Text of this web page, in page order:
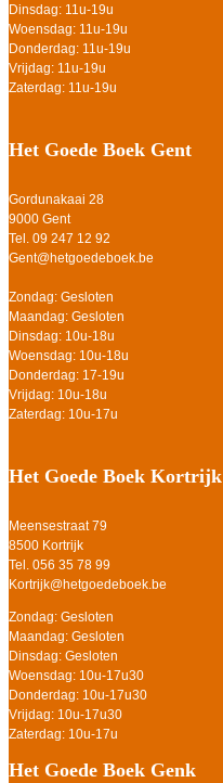
Dinsdag: 11u-19u
Woensdag: 11u-19u
Donderdag: 11u-19u
Vrijdag: 11u-19u
Zaterdag: 11u-19u
Het Goede Boek Gent
Gordunakaai 28
9000 Gent
Tel. 09 247 12 92
Gent@hetgoedeboek.be
Zondag: Gesloten
Maandag: Gesloten
Dinsdag: 10u-18u
Woensdag: 10u-18u
Donderdag: 17-19u
Vrijdag: 10u-18u
Zaterdag: 10u-17u
Het Goede Boek Kortrijk
Meensestraat 79
8500 Kortrijk
Tel. 056 35 78 99
Kortrijk@hetgoedeboek.be
Zondag: Gesloten
Maandag: Gesloten
Dinsdag: Gesloten
Woensdag: 10u-17u30
Donderdag: 10u-17u30
Vrijdag: 10u-17u30
Zaterdag: 10u-17u
Het Goede Boek Genk